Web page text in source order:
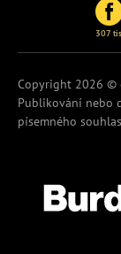
307
Copyright 2026 ©
Publikování nebo
písemného